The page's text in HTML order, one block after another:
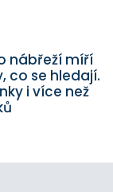
nábřeží míří
co se hledají.
i více než